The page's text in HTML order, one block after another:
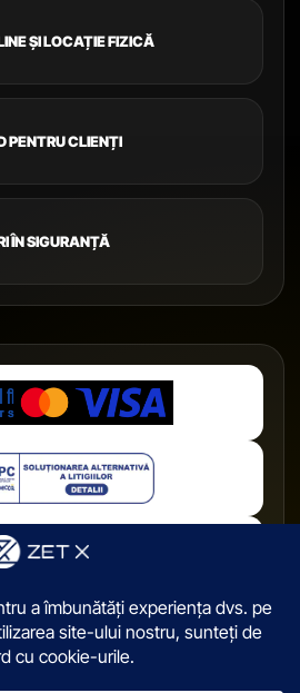
ȘI LOCAȚIE FIZICĂ
PENTRU CLIENȚI
ÎN SIGURANȚĂ